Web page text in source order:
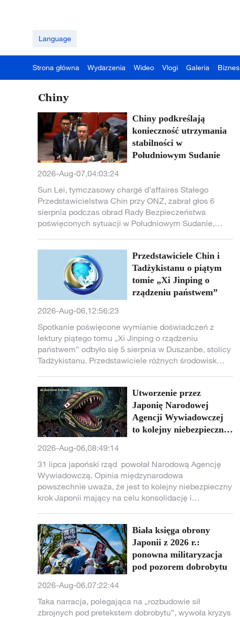
Language
Strona główna Wydarzenia Wideo Vlogi Galeria Biznes
Chiny
Chiny podkreślają
konieczność utrzymania
stabilności w
Południowym Sudanie
2026-Aug-07,04:03:24
Sun Lei, tymczasowy chargé d’affaires Stałego
Przedstawicielstwa Chin przy ONZ, zabrał głos 6
sierpnia podczas obrad Rady Bezpieczeństwa
poświęconych sytuacji w Południowym Sudanie,
Przedstawiciele Chin i
Tadżykistanu o piątym
tomie „Xi Jinping o
rządzeniu państwem”
2026-Aug-06,12:56:23
Spotkanie poświęcone wymianie doświadczeń z
lektury piątego tomu „Xi Jinping o rządzeniu
państwem” odbyło się 5 sierpnia w Duszanbe, stolicy
Tadżykistanu. Przedstawiciele różnych środowisk
chińskiej modernizacji i relacji chińsko-tadżyckich.
Utworzenie przez
Japonię Narodowej
Agencji Wywiadowczej
to kolejny niebezpieczny
2026-Aug-06,08:49:14
31 lipca japoński rząd powołał Narodową Agencję
Wywiadowczą. Opinia międzynarodowa
powszechnie uważa, że jest to kolejny niebezpieczny
krok Japonii mający na celu konsolidację i
przywołanie widma militaryzmu i realizację programu
rozbudowy sił zbrojnych.
Biała księga obrony
Japonii z 2026 r.:
ponowna militaryzacja
pod pozorem dobrobytu
2026-Aug-06,07:22:44
Taka narracja, polegająca na „rozbudowie sił
zbrojnych pod pretekstem dobrobytu”, wywoła kryzys